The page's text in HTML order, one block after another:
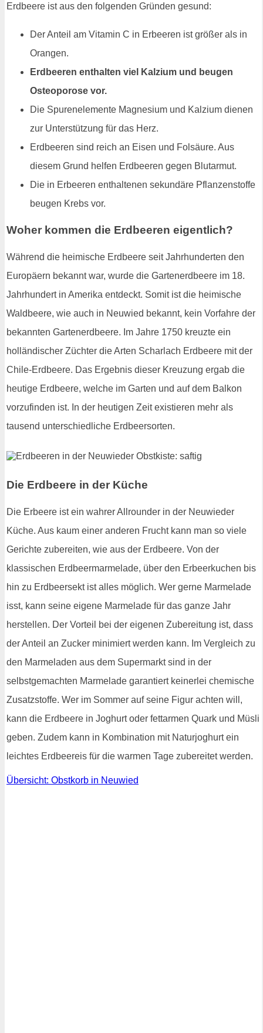
Erdbeere ist aus den folgenden Gründen gesund:
Der Anteil am Vitamin C in Erbeeren ist größer als in
Orangen.
Erdbeeren enthalten viel Kalzium und beugen
Osteoporose vor.
Die Spurenelemente Magnesium und Kalzium dienen
zur Unterstützung für das Herz.
Erdbeeren sind reich an Eisen und Folsäure. Aus
diesem Grund helfen Erdbeeren gegen Blutarmut.
Die in Erbeeren enthaltenen sekundäre Pflanzenstoffe
beugen Krebs vor.
Woher kommen die Erdbeeren eigentlich?
Während die heimische Erdbeere seit Jahrhunderten den
Europäern bekannt war, wurde die Gartenerdbeere im 18.
Jahrhundert in Amerika entdeckt. Somit ist die heimische
Waldbeere, wie auch in Neuwied bekannt, kein Vorfahre der
bekannten Gartenerdbeere. Im Jahre 1750 kreuzte ein
holländischer Züchter die Arten Scharlach Erdbeere mit der
Chile-Erdbeere. Das Ergebnis dieser Kreuzung ergab die
heutige Erdbeere, welche im Garten und auf dem Balkon
vorzufinden ist. In der heutigen Zeit existieren mehr als
tausend unterschiedliche Erdbeersorten.
Die Erdbeere in der Küche
Die Erbeere ist ein wahrer Allrounder in der Neuwieder
Küche. Aus kaum einer anderen Frucht kann man so viele
Gerichte zubereiten, wie aus der Erdbeere. Von der
klassischen Erdbeermarmelade, über den Erbeerkuchen bis
hin zu Erdbeersekt ist alles möglich. Wer gerne Marmelade
isst, kann seine eigene Marmelade für das ganze Jahr
herstellen. Der Vorteil bei der eigenen Zubereitung ist, dass
der Anteil an Zucker minimiert werden kann. Im Vergleich zu
den Marmeladen aus dem Supermarkt sind in der
selbstgemachten Marmelade garantiert keinerlei chemische
Zusatzstoffe. Wer im Sommer auf seine Figur achten will,
kann die Erdbeere in Joghurt oder fettarmen Quark und Müsli
geben. Zudem kann in Kombination mit Naturjoghurt ein
leichtes Erdbeereis für die warmen Tage zubereitet werden.
Übersicht: Obstkorb in Neuwied